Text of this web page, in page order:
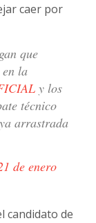
caer por
que
en la
y los
técnico
arrastrada
de enero
candidato de